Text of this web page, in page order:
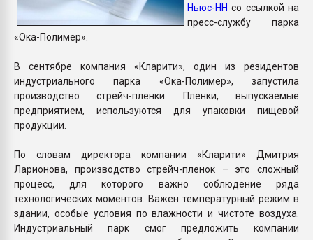
Ньюс-НН со ссылкой на
пресс-службу парка
«Ока-Полимер».
В сентябре компания «Кларити», один из резидентов
индустриального парка «Ока-Полимер», запустила
производство стрейч-пленки. Пленки, выпускаемые
предприятием, используются для упаковки пищевой
продукции.
По словам директора компании «Кларити» Дмитрия
Ларионова, производство стрейч-пленок – это сложный
процесс, для которого важно соблюдение ряда
технологических моментов. Важен температурный режим в
здании, особые условия по влажности и чистоте воздуха.
Индустриальный парк смог предложить компании